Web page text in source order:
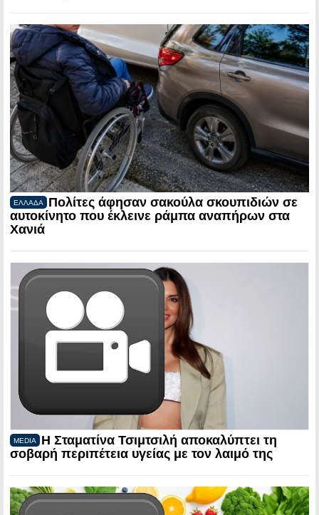
ΕΛΛΑΔΑ
Πολίτες άφησαν σακούλα σκουπιδιών σε
αυτοκίνητο που έκλεινε ράμπα αναπήρων στα
Χανιά
MEDIA
Η Σταματίνα Τσιμτσιλή αποκαλύπτει τη
σοβαρή περιπέτεια υγείας με τον λαιμό της